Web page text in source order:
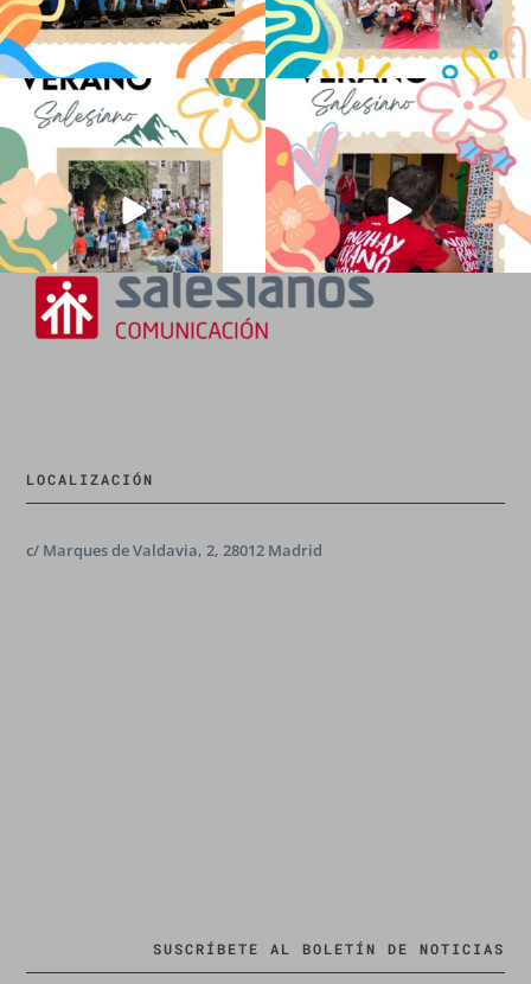
La diversión y la alegría también se han
sentido...
97 0
No hay verano sin que sea Salesiano ❤️
💫 en Luz 4
...
0
LOCALIZACIÓN
c/ Marques de Valdavia, 2, 28012 Madrid
SUSCRÍBETE AL BOLETÍN DE NOTICIAS